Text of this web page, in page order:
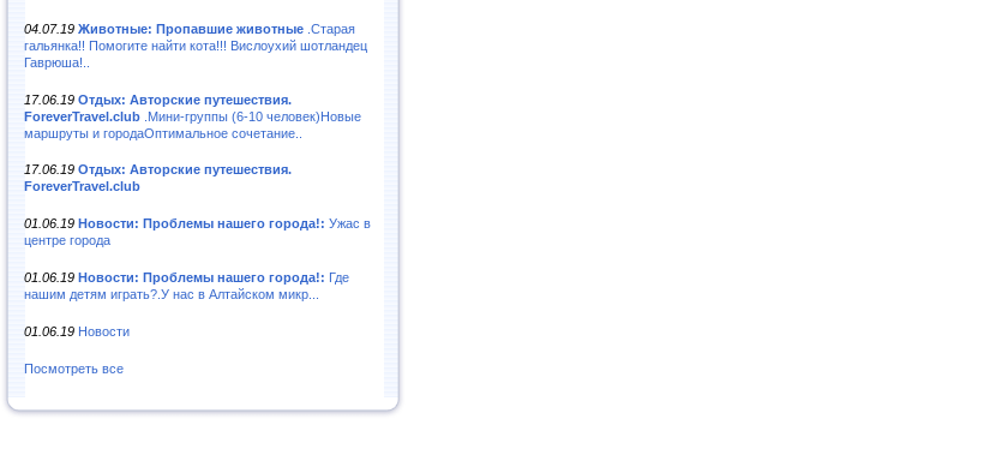
04.07.19 Животные: Пропавшие животные .Старая
гальянка!! Помогите найти кота!!! Вислоухий шотландец
Гаврюша!..
17.06.19 Отдых: Авторские путешествия.
ForeverTravel.club .Мини-группы (6-10 человек)Новые
маршруты и городаОптимальное сочетание..
17.06.19 Отдых: Авторские путешествия.
ForeverTravel.club
01.06.19 Новости: Проблемы нашего города!: Ужас в
центре города
01.06.19 Новости: Проблемы нашего города!: Где
нашим детям играть?.У нас в Алтайском микр...
01.06.19 Новости
Посмотреть все